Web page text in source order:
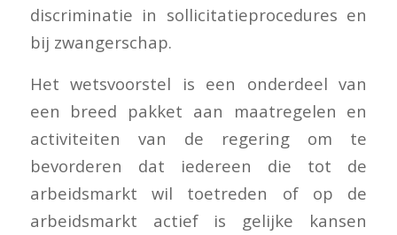
discriminatie in sollicitatieprocedures en
bij zwangerschap.
Het wetsvoorstel is een onderdeel van
een breed pakket aan maatregelen en
activiteiten van de regering om te
bevorderen dat iedereen die tot de
arbeidsmarkt wil toetreden of op de
arbeidsmarkt actief is gelijke kansen